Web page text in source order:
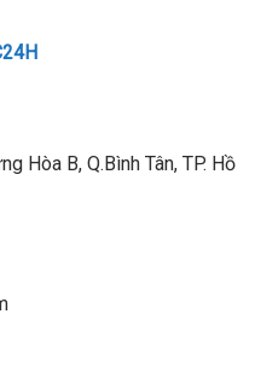
Hòa B, Q.Bình Tân, TP. Hồ